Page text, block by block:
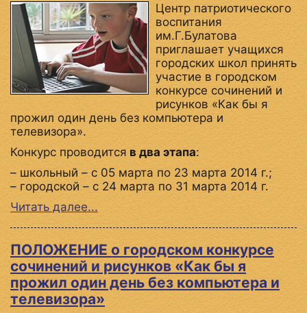
Центр патриотического
воспитания
им.Г.Булатова
приглашает учащихся
городских школ принять
участие в городском
конкурсе сочинений и
рисунков «Как бы я
прожил один день без компьютера и
телевизора».
Конкурс проводится в два этапа:
– школьный – с 05 марта по 23 марта 2014 г.;
– городской – с 24 марта по 31 марта 2014 г.
Читать далее...
ПОЛОЖЕНИЕ о городском конкурсе
сочинений и рисунков «Как бы я
прожил один день без компьютера и
телевизора»